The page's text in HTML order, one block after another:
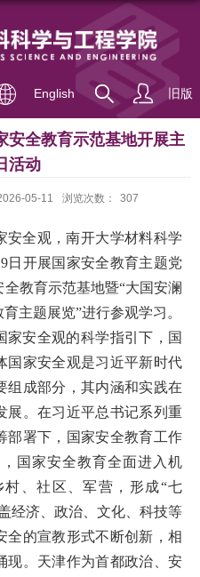
English 旧版
安全教育示范基地开展主
活动
05-11 浏览次数： 307
安全观，南开大学材料科学
日 开展国家安全教育主题党
全教育示范基地暨“大国安澜
主题展览”进行参观学习。
家安全观的科学指引下，国
国家安全观是习近平新时代
组成部分，其内涵和实践在
展。在习近平总书记系列重
部署下，国家安全教育工作
国家安全教育全面进入机
、社区、军营，形成“七
经济、政治、文化、科技等
全的宣教形式不断创新，相
现。天津作为首都政治、安